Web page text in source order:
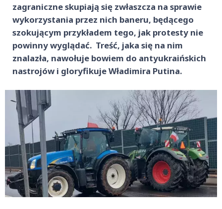
zagraniczne skupiają się zwłaszcza na sprawie
wykorzystania przez nich baneru, będącego
szokującym przykładem tego, jak protesty nie
powinny wyglądać. Treść, jaka się na nim
znalazła, nawołuje bowiem do antyukraińskich
nastrojów i gloryfikuje Władimira Putina.